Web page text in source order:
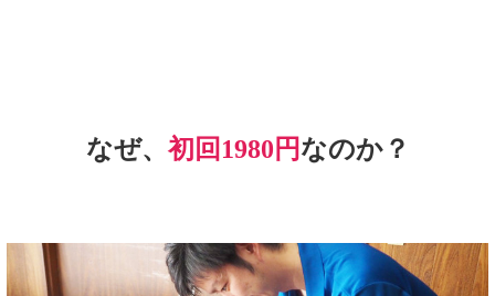
なぜ、 初回1980円なのか？